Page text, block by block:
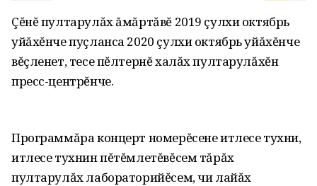
Çĕнĕ пултарулăх ăмăртăвĕ 2019 çулхи октябрь
уйăхĕнче пуçланса 2020 çулхи октябрь уйăхĕнче
вĕçленет, тесе пĕлтернĕ халăх пултарулăхĕн
пресс-центрĕнче.
Программăра концерт номерĕсене итлесе тухни,
итлесе тухнин пĕтĕмлетĕвĕсем тăрăх
пултарулăх лабораторийĕсем, чи лайăх